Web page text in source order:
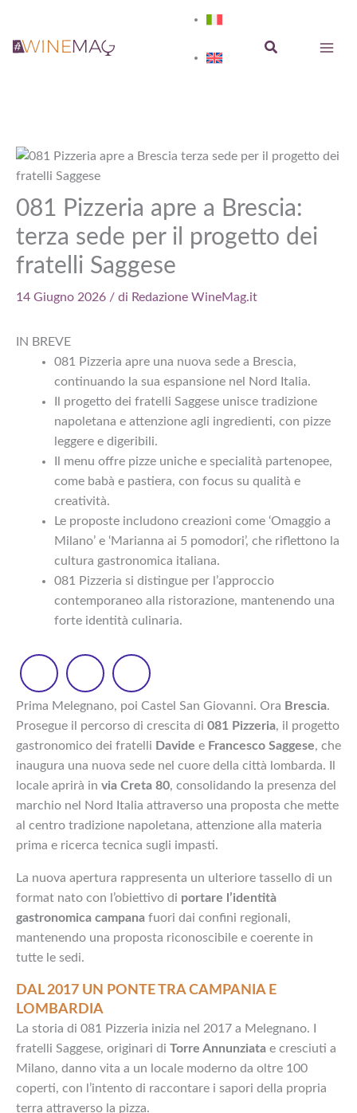
contenuto
Cerca
081 Pizzeria apre a Brescia:
terza sede per il progetto dei
fratelli Saggese
14 Giugno 2026 / di Redazione WineMag.it
IN BREVE
081 Pizzeria apre una nuova sede a Brescia,
continuando la sua espansione nel Nord Italia.
Il progetto dei fratelli Saggese unisce tradizione
napoletana e attenzione agli ingredienti, con pizze
leggere e digeribili.
Il menu offre pizze uniche e specialità partenopee,
come babà e pastiera, con focus su qualità e
creatività.
Le proposte includono creazioni come ‘Omaggio a
Milano’ e ‘Marianna ai 5 pomodori’, che riflettono la
cultura gastronomica italiana.
081 Pizzeria si distingue per l’approccio
contemporaneo alla ristorazione, mantenendo una
forte identità culinaria.
Prima Melegnano, poi Castel San Giovanni. Ora Brescia.
Prosegue il percorso di crescita di 081 Pizzeria, il progetto
gastronomico dei fratelli Davide e Francesco Saggese, che
inaugura una nuova sede nel cuore della città lombarda. Il
locale aprirà in via Creta 80, consolidando la presenza del
marchio nel Nord Italia attraverso una proposta che mette
al centro tradizione napoletana, attenzione alla materia
prima e ricerca tecnica sugli impasti.
La nuova apertura rappresenta un ulteriore tassello di un
format nato con l’obiettivo di portare l’identità
gastronomica campana fuori dai confini regionali,
mantenendo una proposta riconoscibile e coerente in
tutte le sedi.
DAL 2017 UN PONTE TRA CAMPANIA E
LOMBARDIA
La storia di 081 Pizzeria inizia nel 2017 a Melegnano. I
fratelli Saggese, originari di Torre Annunziata e cresciuti a
Milano, danno vita a un locale moderno da oltre 100
coperti, con l’intento di raccontare i sapori della propria
terra attraverso la pizza.